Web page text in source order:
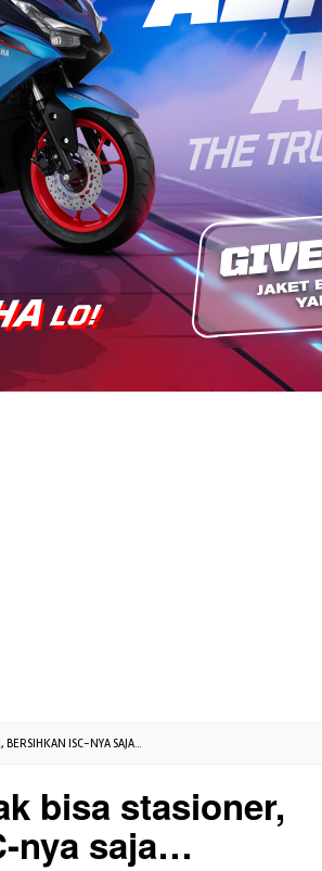
BERSIHKAN ISC-NYA SAJA...
bisa stasioner,
nya saja…